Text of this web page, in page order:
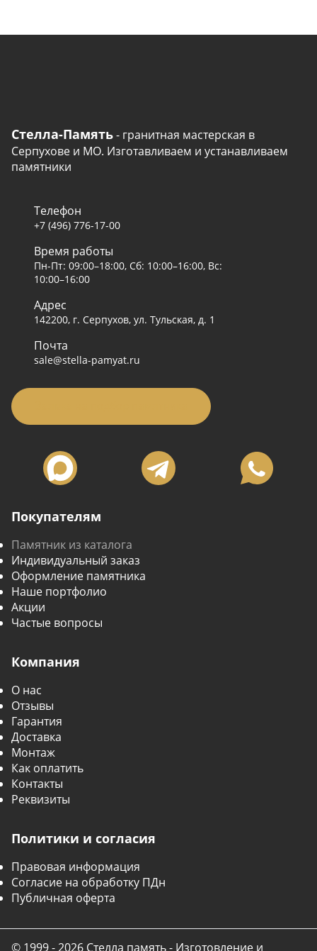
Стелла-Память- гранитная мастерская в
Серпухове и МО. Изготавливаем и устанавливаем
памятники
Покупателям
Памятник из каталога
Индивидуальный заказ
Оформление памятника
Наше портфолио
Акции
Частые вопросы
Компания
О нас
Отзывы
Гарантия
Доставка
Монтаж
Как оплатить
Контакты
Реквизиты
Политики и согласия
Правовая информация
Согласие на обработку ПДн
Публичная оферта
Телефон
+7 (496) 776-17-00
Время работы
Пн-Пт: 09:00–18:00, Сб: 10:00–16:00, Вс:
10:00–16:00
Адрес
142200, г. Серпухов, ул. Тульская, д. 1
Почта
sale@stella-pamyat.ru
© 1999 - 2026 Стелла память - Изготовление и